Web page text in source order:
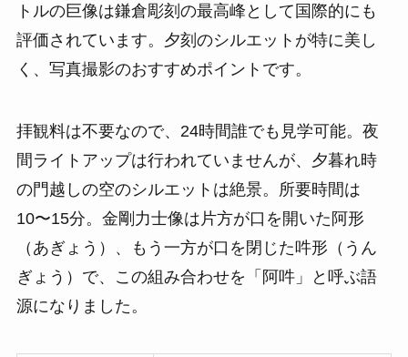
トルの巨像は鎌倉彫刻の最高峰として国際的にも
評価されています。夕刻のシルエットが特に美し
く、写真撮影のおすすめポイントです。
拝観料は不要なので、24時間誰でも見学可能。夜
間ライトアップは行われていませんが、夕暮れ時
の門越しの空のシルエットは絶景。所要時間は
10〜15分。金剛力士像は片方が口を開いた阿形
（あぎょう）、もう一方が口を閉じた吽形（うん
ぎょう）で、この組み合わせを「阿吽」と呼ぶ語
源になりました。